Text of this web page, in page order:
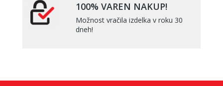
100% VAREN NAKUP!
Možnost vračila izdelka v roku 30
dneh!